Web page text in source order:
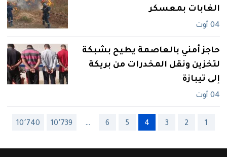
الغابات بمعسكر
04 أوت
حاجز أمني بالعاصمة يطيح بشبكة
لتخزين ونقل المخدرات من بريكة
إلى تيبازة
04 أوت
1
2
3
4
5
6
… 10٬739 10٬740